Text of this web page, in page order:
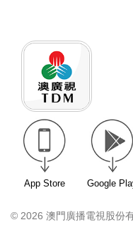
App Store Google
© 2026 澳門廣播電視股份